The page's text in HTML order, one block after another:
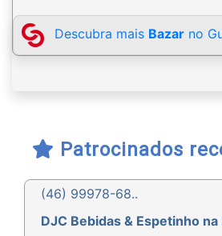
Descubra mais Bazar no
Patrocinados
(46) 99978-68..
DJC Bebidas & Espetinho na